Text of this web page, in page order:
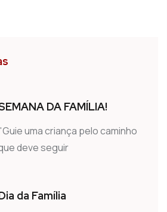
DA FAMÍLIA!
uma criança pelo caminho
deve seguir
da Família